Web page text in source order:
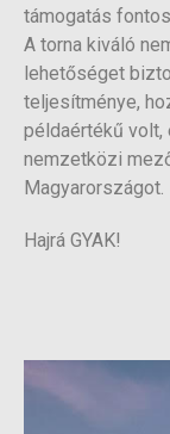
támogatás
A torna kiváló
lehetőséget
teljesítménye,
példaértékű
nemzetközi
Magyarországot.
Hajrá GYAK!